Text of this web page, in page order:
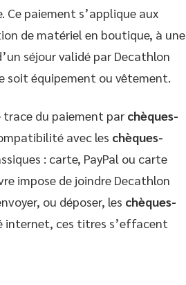
paiement s’applique aux
de matériel en boutique, à une
séjour validé par Decathlon
soit équipement ou vêtement.
trace du paiement par chèques-
avec les chèques-
: carte, PayPal ou carte
impose de joindre Decathlon
ou déposer, les chèques-
internet, ces titres s’effacent